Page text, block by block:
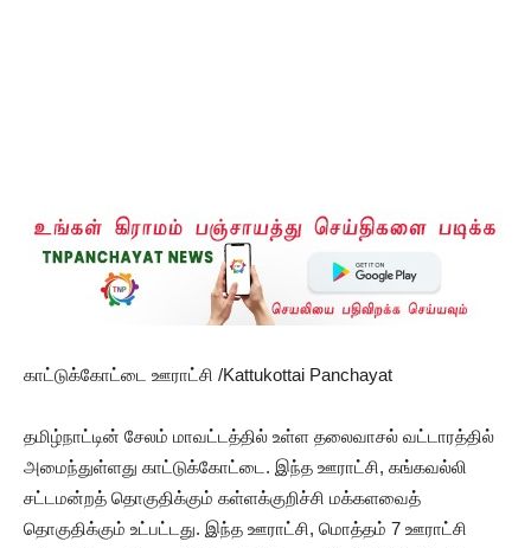
காட்டுக்கோட்டை ஊராட்சி /Kattukottai Panchayat
தமிழ்நாட்டின் சேலம் மாவட்டத்தில் உள்ள தலைவாசல் வட்டாரத்தில்
அமைந்துள்ளது காட்டுக்கோட்டை. இந்த ஊராட்சி, கங்கவல்லி
சட்டமன்றத் தொகுதிக்கும் கள்ளக்குறிச்சி மக்களவைத்
தொகுதிக்கும் உட்பட்டது. இந்த ஊராட்சி, மொத்தம் 7 ஊராட்சி